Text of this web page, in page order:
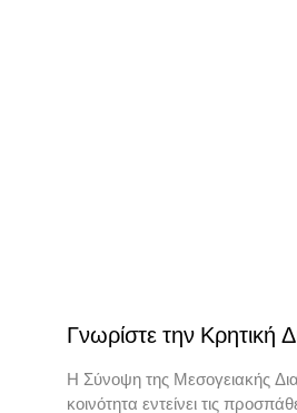
Γνωρίστε την Κρητική
Η Σύνοψη της Μεσογειακής
κοινότητα εντείνει τις